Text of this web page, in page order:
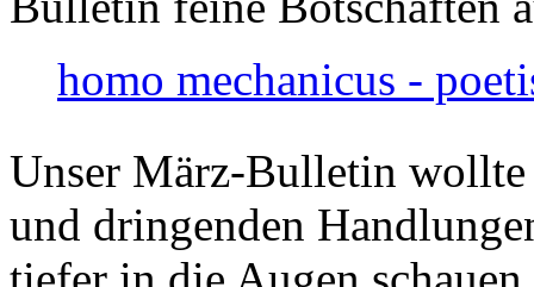
homo mechanicus -
Unser März-Bulletin
und dringenden